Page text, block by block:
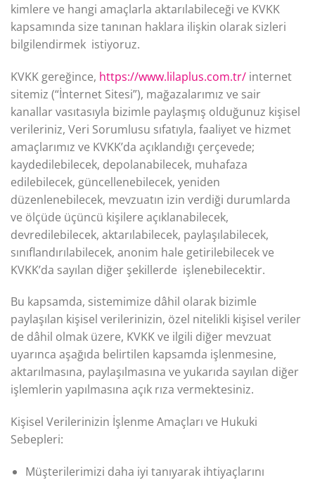
kimlere ve hangi amaçlarla aktarılabileceği ve KVKK
kapsamında size tanınan haklara ilişkin olarak sizleri
bilgilendirmek istiyoruz.
KVKK gereğince, https://www.lilaplus.com.tr/ internet
sitemiz (“İnternet Sitesi”), mağazalarımız ve sair
kanallar vasıtasıyla bizimle paylaşmış olduğunuz kişisel
verileriniz, Veri Sorumlusu sıfatıyla, faaliyet ve hizmet
amaçlarımız ve KVKK’da açıklandığı çerçevede;
kaydedilebilecek, depolanabilecek, muhafaza
edilebilecek, güncellenebilecek, yeniden
düzenlenebilecek, mevzuatın izin verdiği durumlarda
ve ölçüde üçüncü kişilere açıklanabilecek,
devredilebilecek, aktarılabilecek, paylaşılabilecek,
sınıflandırılabilecek, anonim hale getirilebilecek ve
KVKK’da sayılan diğer şekillerde işlenebilecektir.
Bu kapsamda, sistemimize dâhil olarak bizimle
paylaşılan kişisel verilerinizin, özel nitelikli kişisel veriler
de dâhil olmak üzere, KVKK ve ilgili diğer mevzuat
uyarınca aşağıda belirtilen kapsamda işlenmesine,
aktarılmasına, paylaşılmasına ve yukarıda sayılan diğer
işlemlerin yapılmasına açık rıza vermektesiniz.
Kişisel Verilerinizin İşlenme Amaçları ve Hukuki
Sebepleri:
Müşterilerimizi daha iyi tanıyarak ihtiyaçlarını